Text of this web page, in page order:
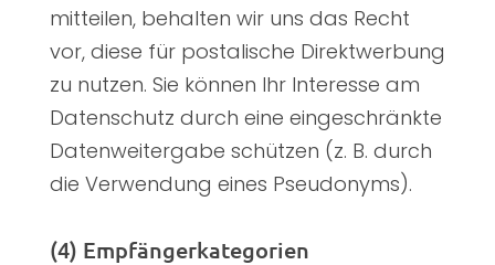
mitteilen, behalten wir uns das Recht
vor, diese für postalische Direktwerbung
zu nutzen. Sie können Ihr Interesse am
Datenschutz durch eine eingeschränkte
Datenweitergabe schützen (z. B. durch
die Verwendung eines Pseudonyms).
(4) Empfängerkategorien